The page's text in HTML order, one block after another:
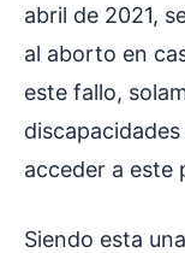
abril de 2021,
al aborto en
este fallo,
acceder a este
Siendo esta